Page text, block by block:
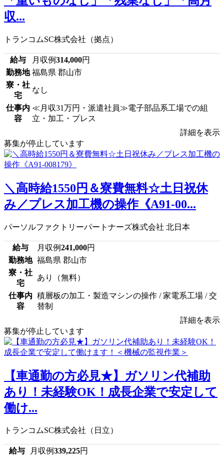
収...
トランコムSC株式会社（拠点）
給与 月収例314,000円
勤務地 福島県 郡山市
寮・社
宅
なし
仕事内
容
≪月収31万円・派遣社員≫電子部品系工場での組
立・加工・プレス
詳細を表示
募集が停止しています
＼高時給1550円＆寮費無料☆土日祝休
み／プレス加工機の操作《A91-00...
パーソルファクトリーパートナーズ株式会社 北日本
給与 月収例241,000円
勤務地 福島県 郡山市
寮・社
宅
あり（無料）
仕事内
容
積層板の加工・製造マシンの操作 / 家電系工場 / 交
替制
詳細を表示
募集が停止しています
【車通勤の方必見★】ガソリン代補助
あり！未経験OK！成長企業で安定して
働け...
トランコムSC株式会社（日立）
給与 月収例339,225円